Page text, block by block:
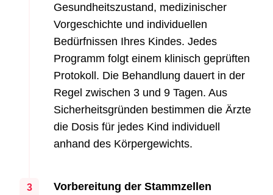
Gesundheitszustand, medizinischer
Vorgeschichte und individuellen
Bedürfnissen Ihres Kindes. Jedes
Programm folgt einem klinisch geprüften
Protokoll. Die Behandlung dauert in der
Regel zwischen 3 und 9 Tagen. Aus
Sicherheitsgründen bestimmen die Ärzte
die Dosis für jedes Kind individuell
anhand des Körpergewichts.
3
Vorbereitung der Stammzellen